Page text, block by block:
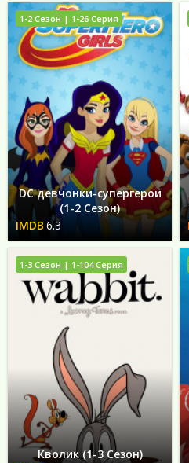
DC девчонки-супергерои
(1-2 Сезон)
6.3
1-2 Сезон | 1-26 Серия
Кволик (1-3 Сезон)
1-3 Сезон | 1-104 Серия